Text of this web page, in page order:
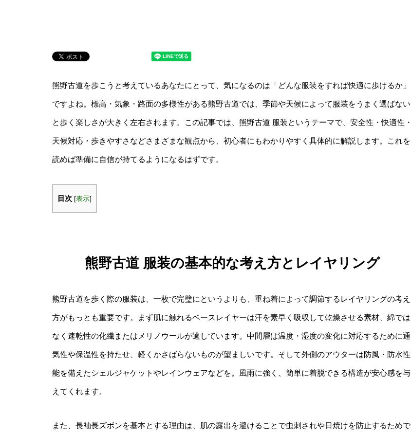
熊野古道を歩こうと考えているあなたにとって、気になるのは「どんな服装をすれば快適に歩けるか」
ですよね。標高・気象・路面の多様性がある熊野古道では、季節や天候によって服装をうまく選ばない
と歩く楽しさが大きく左右されます。この記事では、熊野古道 服装というテーマで、安全性・快適性・
天候対応・歩きやすさなどさまざまな観点から、初心者にもわかりやすく具体的に解説します。これを
読めば準備に自信が持てるようになるはずです。
目次 [表示]
熊野古道 服装の基本的な考え方とレイヤリング
熊野古道を歩く際の服装は、一枚で完璧にというよりも、重ね着によって調節するレイヤリングの考え
方がもっとも重要です。まず肌に触れるベースレイヤーは汗を素早く吸収して乾燥させる素材、綿では
なく速乾性の化繊またはメリノウールが適しています。中間層は温度・湿度の変化に対応するために通
気性や保温性を持たせ、軽くかさばらないものが望ましいです。そして外側のアウターは防風・防水性
能を備えたシェルジャケットやレインウェアなどを。風雨に強く、簡単に着脱できる構造が安心感を与
えてくれます。
また、長袖長ズボンを基本とする理由は、肌の露出を避けることで虫刺されや日焼けを防止するためで